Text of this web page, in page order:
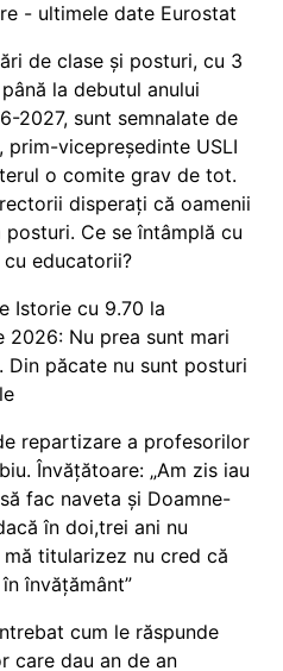
- ultimele date Eurostat
de clase și posturi, cu 3
la debutul anului
2027, sunt semnalate de
prim-vicepreședinte USLI
o comite grav de tot.
disperați că oamenii
posturi. Ce se întâmplă cu
educatorii?
Istorie cu 9.70 la
2026: Nu prea sunt mari
Din păcate nu sunt posturi
repartizare a profesorilor
Învățătoare: „Am zis iau
fac naveta și Doamne-
în doi,trei ani nu
mă titularizez nu cred că
învățământ”
cum le răspunde
care dau an de an